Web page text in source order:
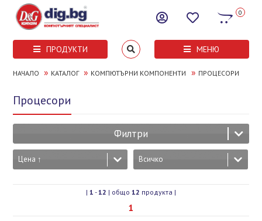
0
ПРОДУКТИ МЕНЮ
НАЧАЛО » КАТАЛОГ » КОМПЮТЪРНИ КОМПОНЕНТИ » ПРОЦЕСОРИ
Процесори
Филтри
Цена ↑ Всичко
| 1 -12 | общо 12 продукта |
1